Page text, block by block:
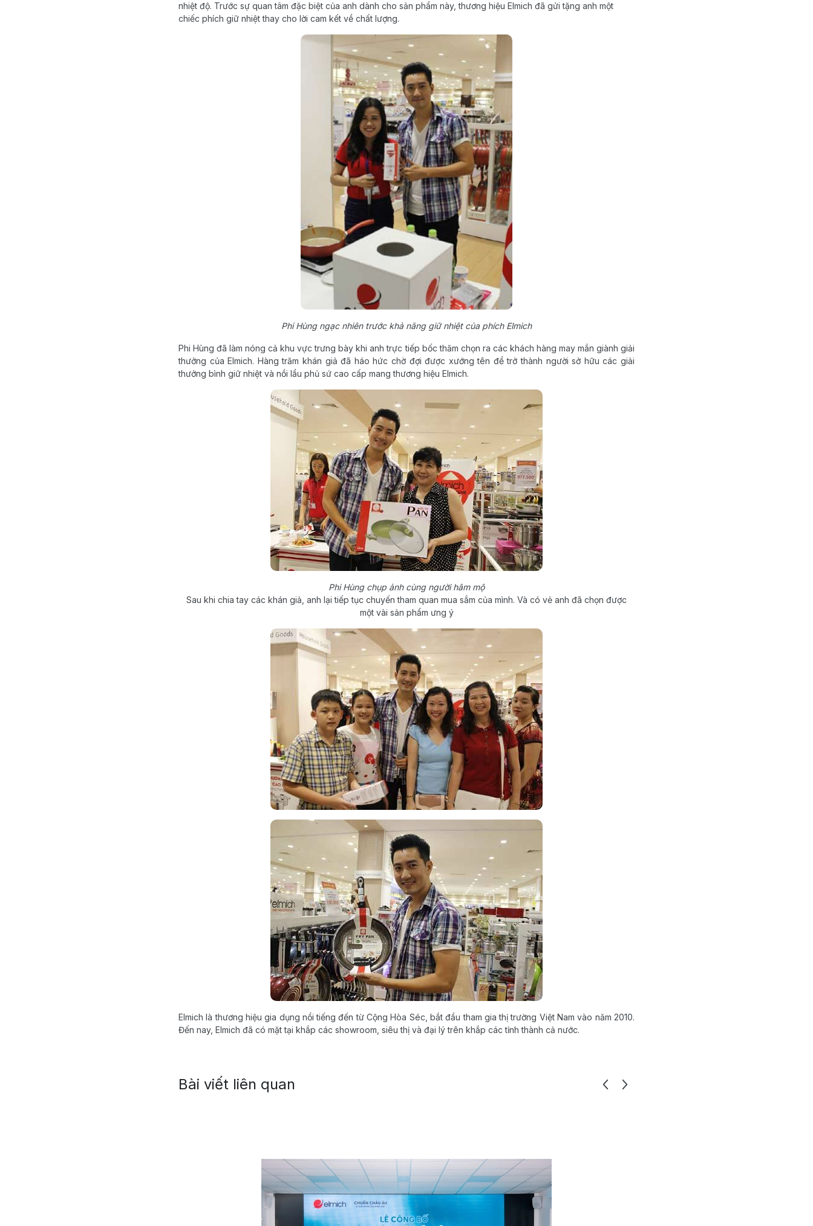
nhiệt độ. Trước sự quan tâm đặc biệt của anh dành cho sản phẩm này, thương hiệu Elmich đã gửi tặng anh một
chiếc phích giữ nhiệt thay cho lời cam kết về chất lượng.
Phi Hùng ngạc nhiên trước khả năng giữ nhiệt của phích Elmich
Phi Hùng đã làm nóng cả khu vực trưng bày khi anh trực tiếp bốc thăm chọn ra các khách hàng may mắn giành giải
thưởng của Elmich. Hàng trăm khán giả đã háo hức chờ đợi được xướng tên để trở thành người sở hữu các giải
thưởng bình giữ nhiệt và nồi lẩu phủ sứ cao cấp mang thương hiệu Elmich.
Phi Hùng chụp ảnh cùng người hâm mộ
Sau khi chia tay các khán giả, anh lại tiếp tục chuyến tham quan mua sắm của mình. Và có vẻ anh đã chọn được
một vài sản phẩm ưng ý
Elmich là thương hiệu gia dụng nổi tiếng đến từ Cộng Hòa Séc, bắt đầu tham gia thị trường Việt Nam vào năm 2010.
Đến nay, Elmich đã có mặt tại khắp các showroom, siêu thị và đại lý trên khắp các tỉnh thành cả nước.
Bài viết liên quan